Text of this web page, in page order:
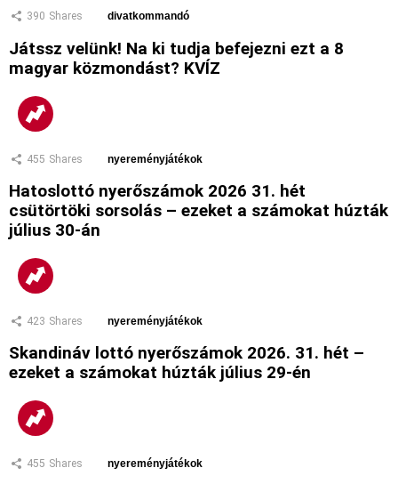
390 Shares divatkommandó
Játssz velünk! Na ki tudja befejezni ezt a 8
magyar közmondást? KVÍZ
455 Shares nyereményjátékok
Hatoslottó nyerőszámok 2026 31. hét
csütörtöki sorsolás – ezeket a számokat húzták
július 30-án
423 Shares nyereményjátékok
Skandináv lottó nyerőszámok 2026. 31. hét –
ezeket a számokat húzták július 29-én
455 Shares nyereményjátékok